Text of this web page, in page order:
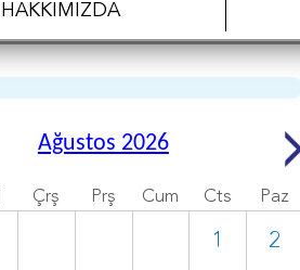
HAKKIMIZDA
Ağustos 2026
Çrş Prş Cum Cts Paz
1 2